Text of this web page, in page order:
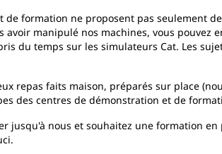
de formation ne proposent pas seulement
avoir manipulé nos machines, vous
du temps sur les simulateurs Cat. Les
repas faits maison, préparés sur place
des centres de démonstration et de
jusqu'à nous et souhaitez une formation